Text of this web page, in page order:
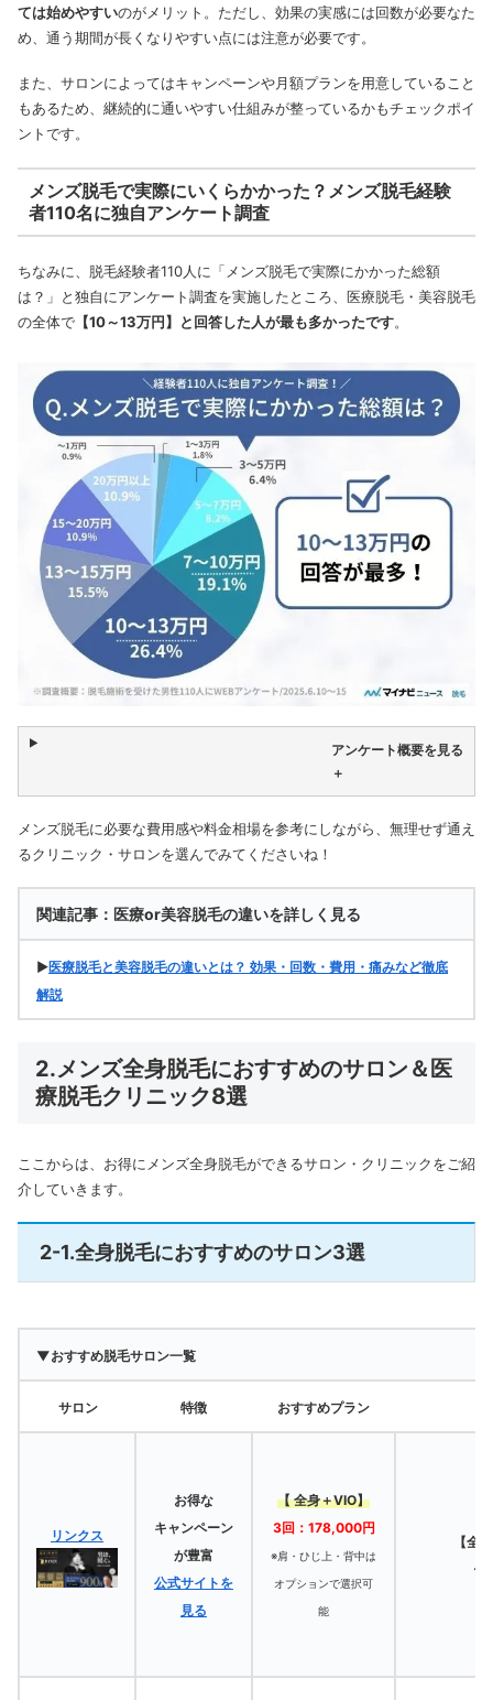
ては始めやすいのがメリット。ただし、効果の実感には回数が必要なた
め、通う期間が長くなりやすい点には注意が必要です。
また、サロンによってはキャンペーンや月額プランを用意していること
もあるため、継続的に通いやすい仕組みが整っているかもチェックポイ
ントです。
メンズ脱毛で実際にいくらかかった？メンズ脱毛経験
者110名に独自アンケート調査
ちなみに、脱毛経験者110人に「メンズ脱毛で実際にかかった総額
は？」と独自にアンケート調査を実施したところ、医療脱毛・美容脱毛
の全体で 【10～13万円】と回答した人が最も多かったです。
アンケート概要を見る
＋
メンズ脱毛に必要な費用感や料金相場を参考にしながら、無理せず通え
るクリニック・サロンを選んでみてくださいね！
関連記事：医療or美容脱毛の違いを詳しく見る
▶医療脱毛と美容脱毛の違いとは？ 効果・回数・費用・痛みなど徹底
解説
2.メンズ全身脱毛におすすめのサロン＆医
療脱毛クリニック8選
ここからは、お得にメンズ全身脱毛ができるサロン・クリニックをご紹
介していきます。
2-1.全身脱毛におすすめのサロン3選
▼おすすめ脱毛サロン一覧
サロン 特徴 おすすめプラン
リンクス
お得な
キャンペーン
が豊富
公式サイトを
見る
【全身＋VIO】
3回：178,000円
※肩・ひじ上・背中は
オプションで選択可
能
【全
ー